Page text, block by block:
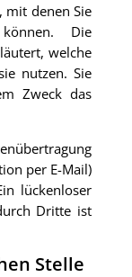
mit denen Sie
Die
welche
nutzen. Sie
Zweck das
per E-Mail)
lückenloser
Dritte ist
Stelle